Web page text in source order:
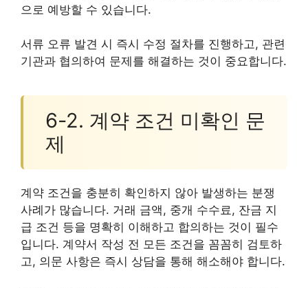
으로 예방할 수 있습니다.
서류 오류 발견 시 즉시 수정 절차를 진행하고, 관련
기관과 협의하여 문제를 해결하는 것이 중요합니다.
6-2. 계약 조건 미확인 문
제
계약 조건을 충분히 확인하지 않아 발생하는 분쟁
사례가 많습니다. 거래 금액, 중개 수수료, 잔금 지
급 조건 등을 명확히 이해하고 합의하는 것이 필수
입니다. 계약서 작성 전 모든 조건을 꼼꼼히 검토하
고, 의문 사항은 즉시 상담을 통해 해소해야 합니다.